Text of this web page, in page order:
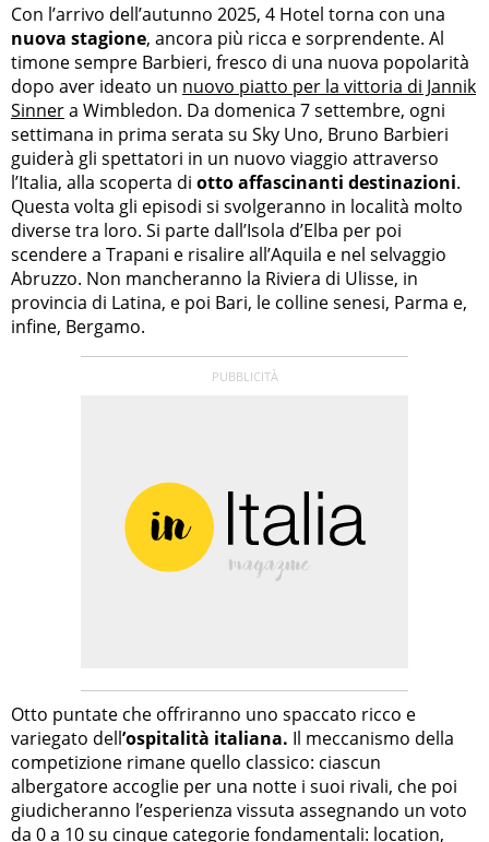
Con l’arrivo dell’autunno 2025, 4 Hotel torna con una
nuova stagione, ancora più ricca e sorprendente. Al
timone sempre Barbieri, fresco di una nuova popolarità
dopo aver ideato un nuovo piatto per la vittoria di Jannik
Sinnera Wimbledon. Da domenica 7 settembre, ogni
settimana in prima serata su Sky Uno, Bruno Barbieri
guiderà gli spettatori in un nuovo viaggio attraverso
l’Italia, alla scoperta di otto affascinanti destinazioni.
Questa volta gli episodi si svolgeranno in località molto
diverse tra loro. Si parte dall’Isola d’Elba per poi
scendere a Trapani e risalire all’Aquila e nel selvaggio
Abruzzo. Non mancheranno la Riviera di Ulisse, in
provincia di Latina, e poi Bari, le colline senesi, Parma e,
infine, Bergamo.
Otto puntate che offriranno uno spaccato ricco e
variegato dell’ospitalità italiana. Il meccanismo della
competizione rimane quello classico: ciascun
albergatore accoglie per una notte i suoi rivali, che poi
giudicheranno l’esperienza vissuta assegnando un voto
da 0 a 10 su cinque categorie fondamentali: location,